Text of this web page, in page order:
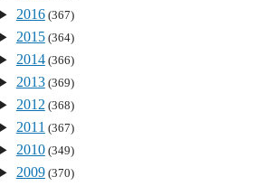
2016(367)
2015(364)
2014(366)
2013(369)
2012(368)
2011 (367)
2010(349)
2009(370)